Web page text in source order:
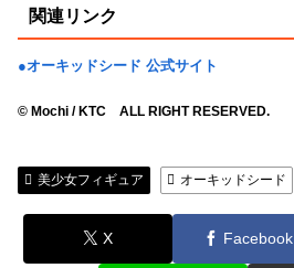
関連リンク
●オーキッドシード 公式サイト
© Mochi / KTC ALL RIGHT RESERVED.
美少女フィギュア オーキッドシード
X Facebook